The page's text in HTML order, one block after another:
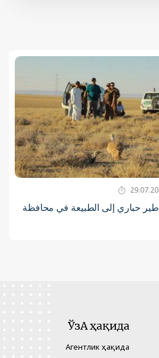
إطلاق 778 طير حباري إلى الطبيعة في محافظة
ЎзА ҳақида
Агентлик ҳақида